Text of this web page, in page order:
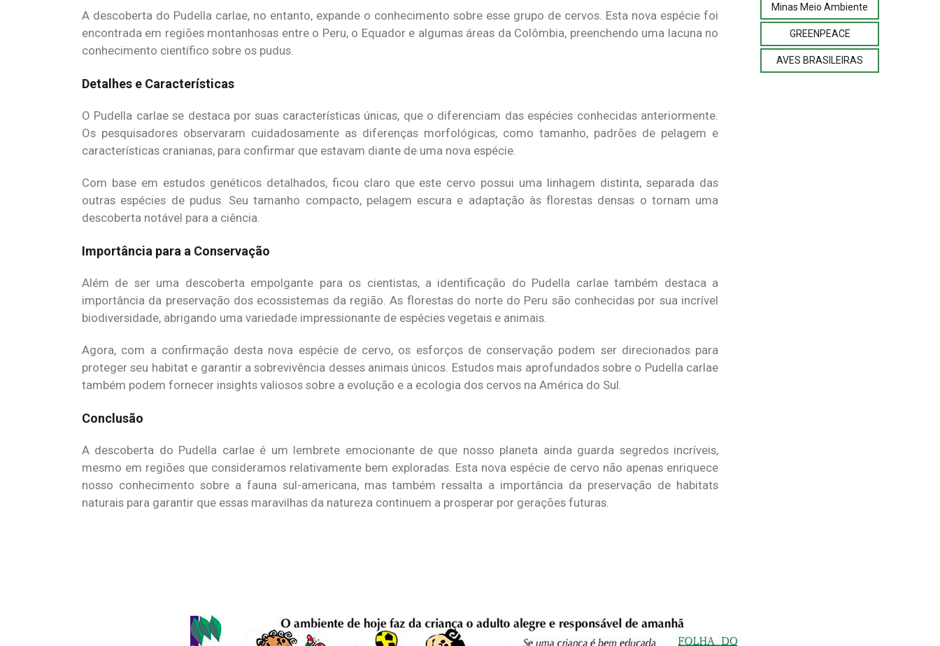
A descoberta do Pudella carlae, no entanto, expande o conhecimento sobre esse grupo de cervos. Esta nova espécie foi
encontrada em regiões montanhosas entre o Peru, o Equador e algumas áreas da Colômbia, preenchendo uma lacuna no
conhecimento científico sobre os pudus.
Detalhes e Características
O Pudella carlae se destaca por suas características únicas, que o diferenciam das espécies conhecidas anteriormente.
Os pesquisadores observaram cuidadosamente as diferenças morfológicas, como tamanho, padrões de pelagem e
características cranianas, para confirmar que estavam diante de uma nova espécie.
Com base em estudos genéticos detalhados, ficou claro que este cervo possui uma linhagem distinta, separada das
outras espécies de pudus. Seu tamanho compacto, pelagem escura e adaptação às florestas densas o tornam uma
descoberta notável para a ciência.
Importância para a Conservação
Além de ser uma descoberta empolgante para os cientistas, a identificação do Pudella carlae também destaca a
importância da preservação dos ecossistemas da região. As florestas do norte do Peru são conhecidas por sua incrível
biodiversidade, abrigando uma variedade impressionante de espécies vegetais e animais.
Agora, com a confirmação desta nova espécie de cervo, os esforços de conservação podem ser direcionados para
proteger seu habitat e garantir a sobrevivência desses animais únicos. Estudos mais aprofundados sobre o Pudella carlae
também podem fornecer insights valiosos sobre a evolução e a ecologia dos cervos na América do Sul.
Conclusão
A descoberta do Pudella carlae é um lembrete emocionante de que nosso planeta ainda guarda segredos incríveis,
mesmo em regiões que consideramos relativamente bem exploradas. Esta nova espécie de cervo não apenas enriquece
nosso conhecimento sobre a fauna sul-americana, mas também ressalta a importância da preservação de habitats
naturais para garantir que essas maravilhas da natureza continuem a prosperar por gerações futuras.
Minas Meio Ambiente
GREENPEACE
AVES BRASILEIRAS